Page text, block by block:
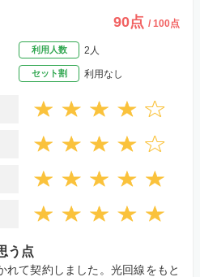
90点 / 100点
利用人数 2人
セット割 利用なし
う点
れて契約しました。光回線をもと